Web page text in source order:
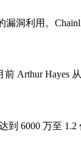
漏洞利用。
Arthur Hayes
到 6000 万至